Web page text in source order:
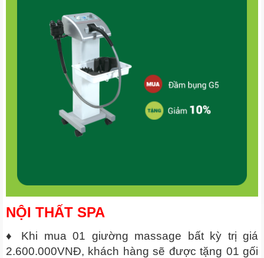
NỘI THẤT SPA
♦ Khi mua 01 giường massage bất kỳ trị giá
2.600.000VNĐ, khách hàng sẽ được tặng 01 gối